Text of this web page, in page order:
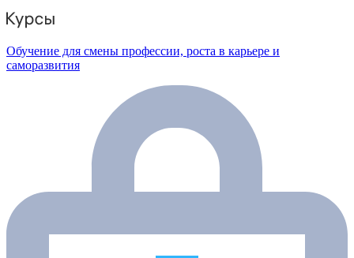
Обучение для смены профессии, роста в карьере и
саморазвития